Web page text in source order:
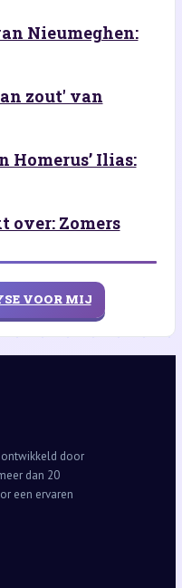
Nieumeghen:
zout' van
Homerus’ Ilias:
over: Zomers
VOOR MIJ
door
dan 20
een ervaren